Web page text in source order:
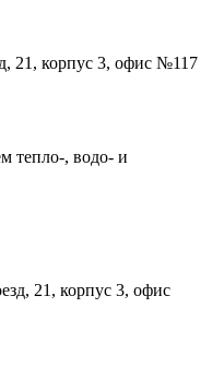
21, корпус 3, офис №117
тепло-, водо- и
21, корпус 3, офис